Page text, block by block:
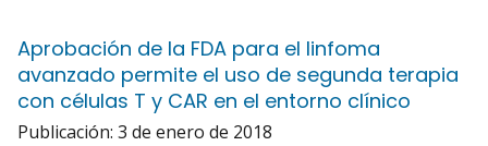
Aprobación de la FDA para el linfoma
avanzado permite el uso de segunda terapia
con células T y CAR en el entorno clínico
Publicación: 3 de enero de 2018